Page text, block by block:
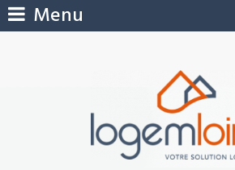
Menu